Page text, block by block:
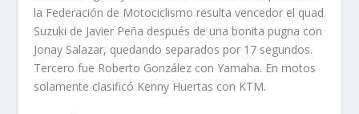
la Federación de Motociclismo resulta vencedor el quad
Suzuki de Javier Peña después de una bonita pugna con
Jonay Salazar, quedando separados por 17 segundos.
Tercero fue Roberto González con Yamaha. En motos
solamente clasificó Kenny Huertas con KTM.